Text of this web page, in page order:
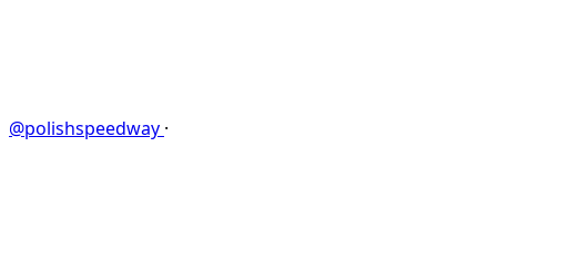
@polishspeedway ·